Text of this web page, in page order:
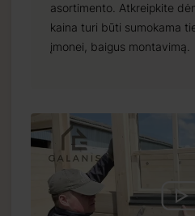
asortimento. Atkreipkite
kaina turi būti sumokama
įmonei, baigus montavimą.